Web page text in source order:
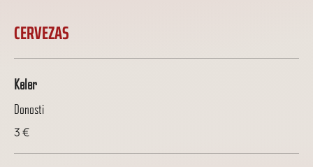
CERVEZAS
Keler
Donosti
3 €